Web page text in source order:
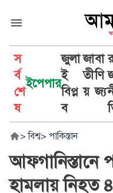
স
র্ব
শে
ষ
ইপেপার
জুলা
ই
বিপ্ল
ব
জা
তী
য়
বা
ণি
জ্য
> বিশ্ব> পাকিস্তান
আফগানিস্তানে
হামলায় নিহত ৪